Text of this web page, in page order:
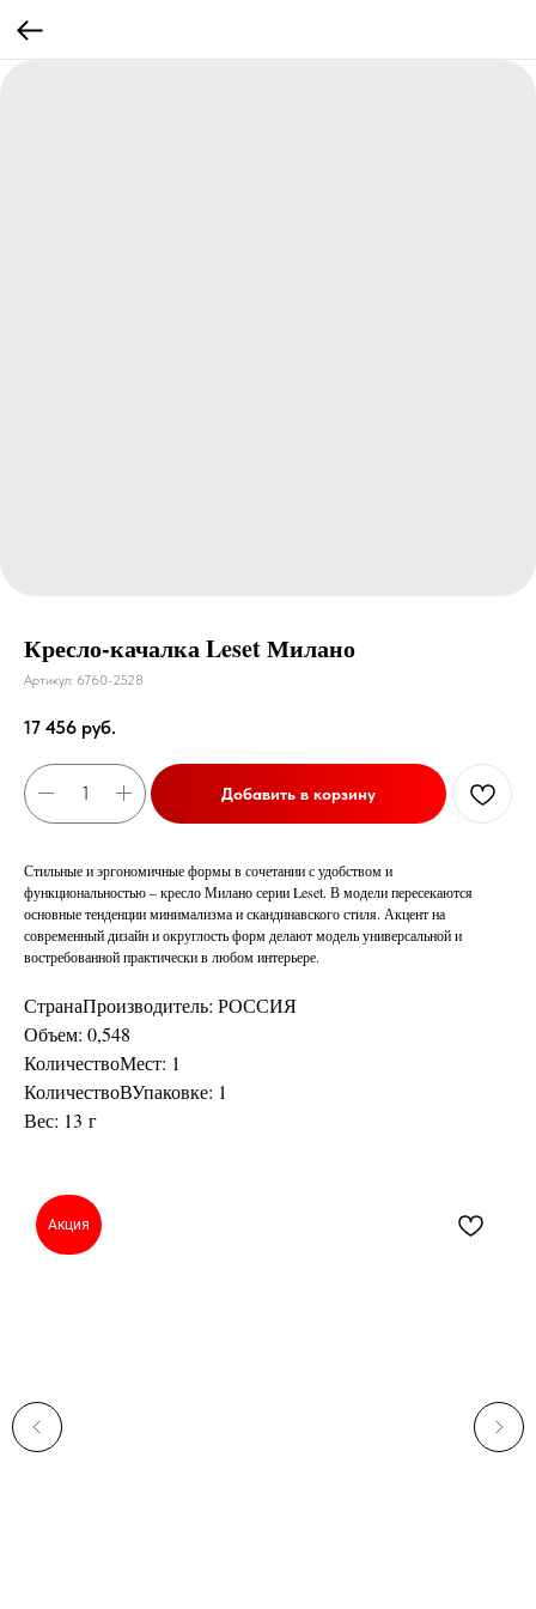
Кресло-качалка Leset Милано
Артикул: 6760-2528
17 456 руб.
Добавить в корзину
Стильные и эргономичные формы в сочетании с удобством и
функциональностью – кресло Милано серии Leset. В модели пересекаются
основные тенденции минимализма и скандинавского стиля. Акцент на
современный дизайн и округлость форм делают модель универсальной и
востребованной практически в любом интерьере.
СтранаПроизводитель: РОССИЯ
Объем: 0,548
КоличествоМест: 1
КоличествоВУпаковке: 1
Вес: 13 г
Акция